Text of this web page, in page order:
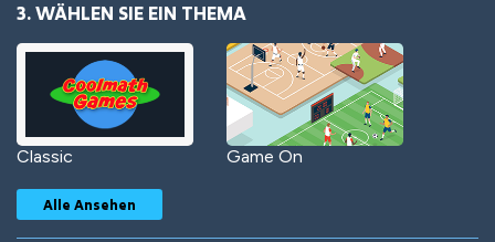
3. WÄHLEN SIE EIN THEMA
Classic Game On
Alle Ansehen